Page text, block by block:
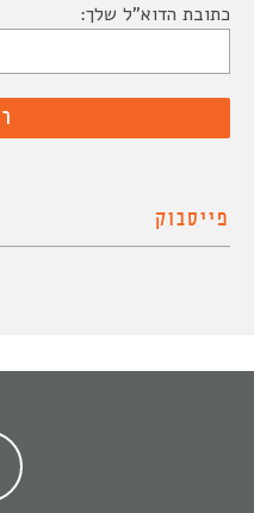
כתובת הדוא"ל שלך:
פייסבוק